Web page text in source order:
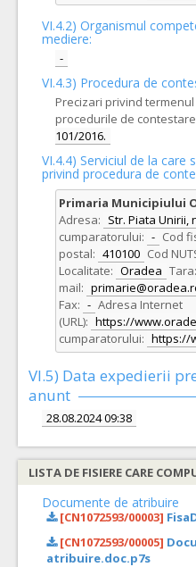
VI.4.2) Organismul
mediere:
-
VI.4.3) Procedura de
Precizari privind
procedurile de
101/2016.
VI.4.4) Serviciul de la
privind procedura de
Primaria Municipiului
Adresa: Str. Piata Unirii,
cumparatorului: - Cod
postal: 410100 Cod
Localitate: Oradea Tara:
mail:
Fax: - Adresa Internet
(URL): https://
cumparatorului: https://
VI.5) Data expedierii
anunt
28.08.2024 09:38
Documente de atribuire
[CN1072593/00003]
[CN1072593/00005]
atribuire.doc.p7s